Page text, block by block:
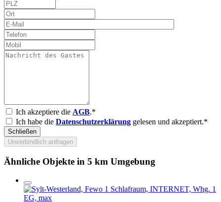
Ich akzeptiere die AGB.*
Ich habe die Datenschutzerklärung gelesen und akzeptiert.*
Schließen
Unverbindlich anfragen
Ähnliche Objekte in 5 km Umgebung